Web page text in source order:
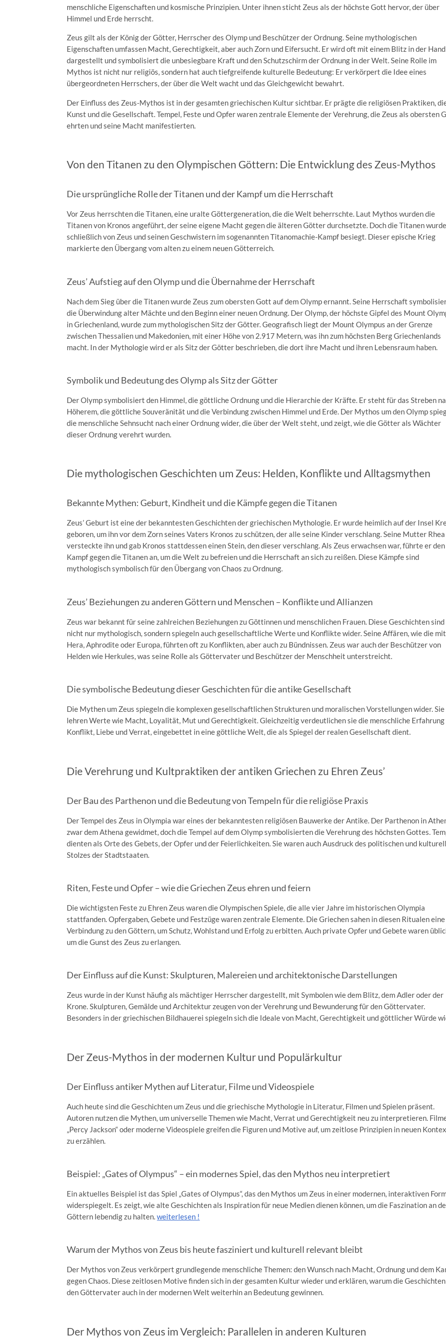
menschliche Eigenschaften und kosmische Prinzipien. Unter ihnen sticht Zeus als der höchste Gott hervor, der über
Himmel und Erde herrscht.
Zeus gilt als der König der Götter, Herrscher des Olymp und Beschützer der Ordnung. Seine mythologischen
Eigenschaften umfassen Macht, Gerechtigkeit, aber auch Zorn und Eifersucht. Er wird oft mit einem Blitz in der Hand
dargestellt und symbolisiert die unbesiegbare Kraft und den Schutzschirm der Ordnung in der Welt. Seine Rolle im
Mythos ist nicht nur religiös, sondern hat auch tiefgreifende kulturelle Bedeutung: Er verkörpert die Idee eines
übergeordneten Herrschers, der über die Welt wacht und das Gleichgewicht bewahrt.
Der Einfluss des Zeus-Mythos ist in der gesamten griechischen Kultur sichtbar. Er prägte die religiösen Praktiken,
Kunst und die Gesellschaft. Tempel, Feste und Opfer waren zentrale Elemente der Verehrung, die Zeus als obersten
ehrten und seine Macht manifestierten.
Von den Titanen zu den Olympischen Göttern: Die Entwicklung des Zeus-Mythos
Die ursprüngliche Rolle der Titanen und der Kampf um die Herrschaft
Vor Zeus herrschten die Titanen, eine uralte Göttergeneration, die die Welt beherrschte. Laut Mythos wurden die
Titanen von Kronos angeführt, der seine eigene Macht gegen die älteren Götter durchsetzte. Doch die Titanen
schließlich von Zeus und seinen Geschwistern im sogenannten Titanomachie-Kampf besiegt. Dieser epische Krieg
markierte den Übergang vom alten zu einem neuen Götterreich.
Zeus’ Aufstieg auf den Olymp und die Übernahme der Herrschaft
Nach dem Sieg über die Titanen wurde Zeus zum obersten Gott auf dem Olymp ernannt. Seine Herrschaft
die Überwindung alter Mächte und den Beginn einer neuen Ordnung. Der Olymp, der höchste Gipfel des Mount
in Griechenland, wurde zum mythologischen Sitz der Götter. Geografisch liegt der Mount Olympus an der Grenze
zwischen Thessalien und Makedonien, mit einer Höhe von 2.917 Metern, was ihn zum höchsten Berg Griechenlands
macht. In der Mythologie wird er als Sitz der Götter beschrieben, die dort ihre Macht und ihren Lebensraum haben.
Symbolik und Bedeutung des Olymp als Sitz der Götter
Der Olymp symbolisiert den Himmel, die göttliche Ordnung und die Hierarchie der Kräfte. Er steht für das Streben
Höherem, die göttliche Souveränität und die Verbindung zwischen Himmel und Erde. Der Mythos um den Olymp
die menschliche Sehnsucht nach einer Ordnung wider, die über der Welt steht, und zeigt, wie die Götter als Wächter
dieser Ordnung verehrt wurden.
Die mythologischen Geschichten um Zeus: Helden, Konflikte und Alltagsmythen
Bekannte Mythen: Geburt, Kindheit und die Kämpfe gegen die Titanen
Zeus’ Geburt ist eine der bekanntesten Geschichten der griechischen Mythologie. Er wurde heimlich auf der Insel
geboren, um ihn vor dem Zorn seines Vaters Kronos zu schützen, der alle seine Kinder verschlang. Seine Mutter Rhea
versteckte ihn und gab Kronos stattdessen einen Stein, den dieser verschlang. Als Zeus erwachsen war, führte er den
Kampf gegen die Titanen an, um die Welt zu befreien und die Herrschaft an sich zu reißen. Diese Kämpfe sind
mythologisch symbolisch für den Übergang von Chaos zu Ordnung.
Zeus’ Beziehungen zu anderen Göttern und Menschen – Konflikte und Allianzen
Zeus war bekannt für seine zahlreichen Beziehungen zu Göttinnen und menschlichen Frauen. Diese Geschichten sind
nicht nur mythologisch, sondern spiegeln auch gesellschaftliche Werte und Konflikte wider. Seine Affären, wie die mit
Hera, Aphrodite oder Europa, führten oft zu Konflikten, aber auch zu Bündnissen. Zeus war auch der Beschützer von
Helden wie Herkules, was seine Rolle als Göttervater und Beschützer der Menschheit unterstreicht.
Die symbolische Bedeutung dieser Geschichten für die antike Gesellschaft
Die Mythen um Zeus spiegeln die komplexen gesellschaftlichen Strukturen und moralischen Vorstellungen wider. Sie
lehren Werte wie Macht, Loyalität, Mut und Gerechtigkeit. Gleichzeitig verdeutlichen sie die menschliche Erfahrung
Konflikt, Liebe und Verrat, eingebettet in eine göttliche Welt, die als Spiegel der realen Gesellschaft dient.
Die Verehrung und Kultpraktiken der antiken Griechen zu Ehren Zeus’
Der Bau des Parthenon und die Bedeutung von Tempeln für die religiöse Praxis
Der Tempel des Zeus in Olympia war eines der bekanntesten religiösen Bauwerke der Antike. Der Parthenon in
zwar dem Athena gewidmet, doch die Tempel auf dem Olymp symbolisierten die Verehrung des höchsten Gottes.
dienten als Orte des Gebets, der Opfer und der Feierlichkeiten. Sie waren auch Ausdruck des politischen und
Stolzes der Stadtstaaten.
Riten, Feste und Opfer – wie die Griechen Zeus ehren und feiern
Die wichtigsten Feste zu Ehren Zeus waren die Olympischen Spiele, die alle vier Jahre im his­torischen Olympia
stattfanden. Opfergaben, Gebete und Festzüge waren zentrale Elemente. Die Griechen sahen in diesen Ritualen eine
Verbindung zu den Göttern, um Schutz, Wohlstand und Erfolg zu erbitten. Auch private Opfer und Gebete waren
um die Gunst des Zeus zu erlangen.
Der Einfluss auf die Kunst: Skulpturen, Malereien und architektonische Darstellungen
Zeus wurde in der Kunst häufig als mächtiger Herrscher dargestellt, mit Symbolen wie dem Blitz, dem Adler oder der
Krone. Skulpturen, Gemälde und Architektur zeugen von der Verehrung und Bewunderung für den Göttervater.
Besonders in der griechischen Bildhauerei spiegeln sich die Ideale von Macht, Gerechtigkeit und göttlicher Würde
Der Zeus-Mythos in der modernen Kultur und Populärkultur
Der Einfluss antiker Mythen auf Literatur, Filme und Videospiele
Auch heute sind die Geschichten um Zeus und die griechische Mythologie in Literatur, Filmen und Spielen präsent.
Autoren nutzen die Mythen, um universelle Themen wie Macht, Verrat und Gerechtigkeit neu zu interpretieren.
„Percy Jackson“ oder moderne Videospiele greifen die Figuren und Motive auf, um zeitlose Prinzipien in neuen
zu erzählen.
Beispiel: „Gates of Olympus“ – ein modernes Spiel, das den Mythos neu interpretiert
Ein aktuelles Beispiel ist das Spiel „Gates of Olympus“, das den Mythos um Zeus in einer modernen, interaktiven
widerspiegelt. Es zeigt, wie alte Geschichten als Inspiration für neue Medien dienen können, um die Faszination an
Göttern lebendig zu halten.weiterlesen !
Warum der Mythos von Zeus bis heute fasziniert und kulturell relevant bleibt
Der Mythos von Zeus verkörpert grundlegende menschliche Themen: den Wunsch nach Macht, Ordnung und dem
gegen Chaos. Diese zeitlosen Motive finden sich in der gesamten Kultur wieder und erklären, warum die
den Göttervater auch in der modernen Welt weiterhin an Bedeutung gewinnen.
Der Mythos von Zeus im Vergleich: Parallelen in anderen Kulturen